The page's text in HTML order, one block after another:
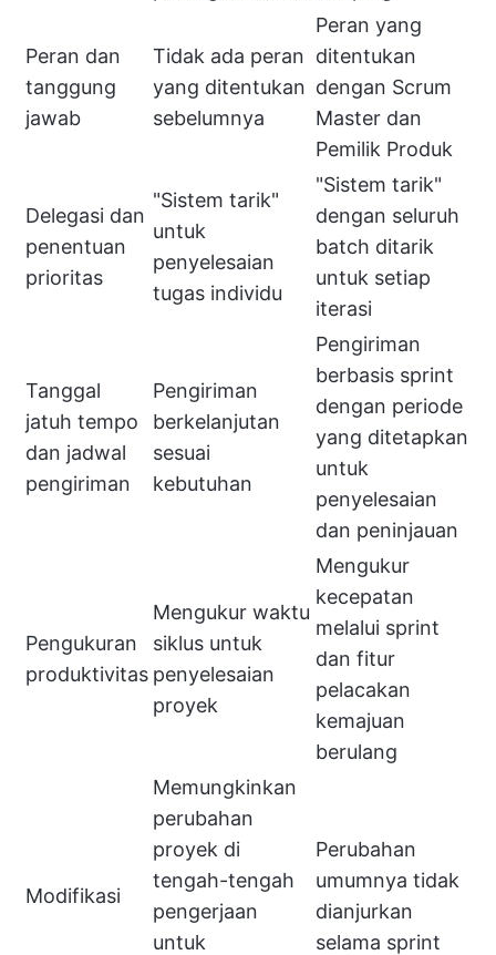
Peran dan
tanggung
jawab
Tidak ada peran
yang ditentukan
sebelumnya
Peran yang
ditentukan
dengan Scrum
Master dan
Pemilik Produk
Delegasi dan
penentuan
prioritas
"Sistem tarik"
untuk
penyelesaian
tugas individu
"Sistem tarik"
dengan seluruh
batch ditarik
untuk setiap
iterasi
Tanggal
jatuh tempo
dan jadwal
pengiriman
Pengiriman
berkelanjutan
sesuai
kebutuhan
Pengiriman
berbasis sprint
dengan periode
yang ditetapkan
untuk
penyelesaian
dan peninjauan
Pengukuran
produktivitas
Mengukur waktu
siklus untuk
penyelesaian
proyek
Mengukur
kecepatan
melalui sprint
dan fitur
pelacakan
kemajuan
berulang
Modifikasi
Memungkinkan
perubahan
proyek di
tengah-tengah
pengerjaan
untuk
Perubahan
umumnya tidak
dianjurkan
selama sprint